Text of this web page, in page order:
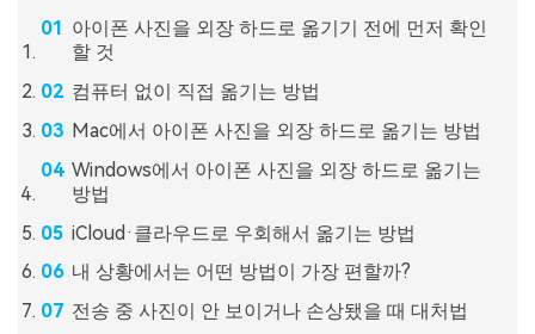
아이폰 사진을 외장 하드로 옮기기 전에 먼저 확인
할 것
컴퓨터 없이 직접 옮기는 방법
Mac에서 아이폰 사진을 외장 하드로 옮기는 방법
Windows에서 아이폰 사진을 외장 하드로 옮기는
방법
iCloud·클라우드로 우회해서 옮기는 방법
내 상황에서는 어떤 방법이 가장 편할까?
전송 중 사진이 안 보이거나 손상됐을 때 대처법